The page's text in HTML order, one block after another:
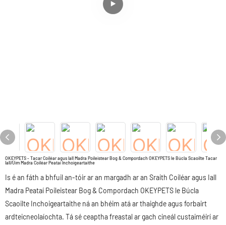
OKEYPETS - Tacar Coiléar agus Iall Madra Poileistear Bog & Compordach OKEYPETS le Búcla Scaoilte Tacar
Iall/Úim Madra Coiléar Peataí Inchoigeartaithe
Is é an fáth a bhfuil an-tóir ar an margadh ar an Sraith Coiléar agus Iall
Madra Peataí Poileistear Bog & Compordach OKEYPETS le Búcla
Scaoilte Inchoigeartaithe ná an bhéim atá ar thaighde agus forbairt
ardteicneolaíochta. Tá sé ceaptha freastal ar gach cineál custaiméirí ar